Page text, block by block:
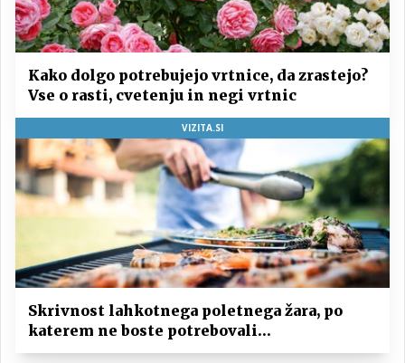
Kako dolgo potrebujejo vrtnice, da zrastejo?
Vse o rasti, cvetenju in negi vrtnic
VIZITA.SI
Skrivnost lahkotnega poletnega žara, po
katerem ne boste potrebovali
popoldanskega spanca